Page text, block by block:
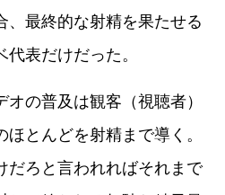
、最終的な射精を果たせる
表だけだった。
の普及は観客（視聴者）
とんどを射精まで導く。
だろと言われればそれまで